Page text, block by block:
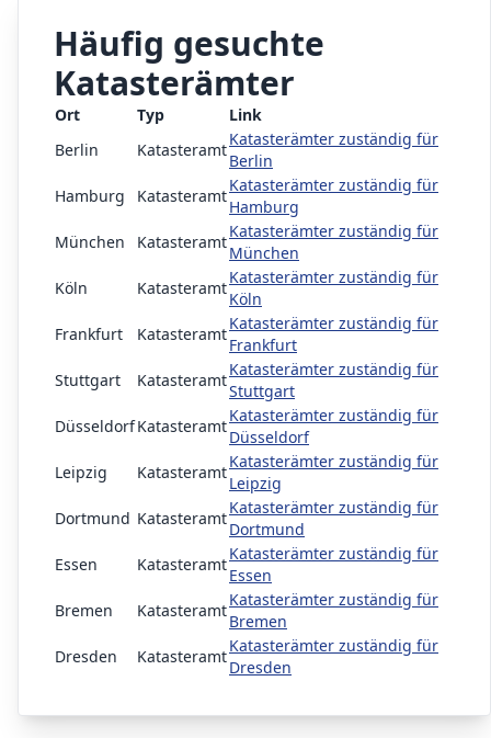
Häufig gesuchte
Katasterämter
Ort Typ
Link
Berlin
Katasteramt
Katasterämter zuständig für
Berlin
Hamburg
Katasteramt
Katasterämter zuständig für
Hamburg
München
Katasteramt
Katasterämter zuständig für
München
Köln
Katasteramt
Katasterämter zuständig für
Köln
Frankfurt
Katasteramt
Katasterämter zuständig für
Frankfurt
Stuttgart
Katasteramt
Katasterämter zuständig für
Stuttgart
DüsseldorfKatasteramt
Katasterämter zuständig für
Düsseldorf
Leipzig
Katasteramt
Katasterämter zuständig für
Leipzig
Dortmund Katasteramt
Katasterämter zuständig für
Dortmund
Essen
Katasteramt
Katasterämter zuständig für
Essen
Bremen
Katasteramt
Katasterämter zuständig für
Bremen
Dresden
Katasteramt
Katasterämter zuständig für
Dresden